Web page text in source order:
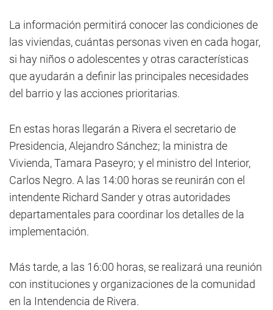
La información permitirá conocer las condiciones de
las viviendas, cuántas personas viven en cada hogar,
si hay niños o adolescentes y otras características
que ayudarán a definir las principales necesidades
del barrio y las acciones prioritarias.
En estas horas llegarán a Rivera el secretario de
Presidencia, Alejandro Sánchez; la ministra de
Vivienda, Tamara Paseyro; y el ministro del Interior,
Carlos Negro. A las 14:00 horas se reunirán con el
intendente Richard Sander y otras autoridades
departamentales para coordinar los detalles de la
implementación.
Más tarde, a las 16:00 horas, se realizará una reunión
con instituciones y organizaciones de la comunidad
en la Intendencia de Rivera.